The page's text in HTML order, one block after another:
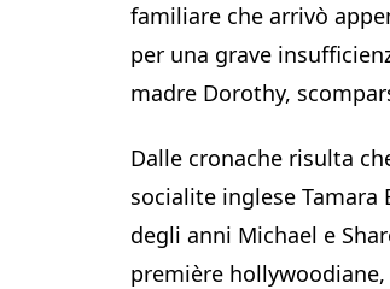
familiare che arrivò
per una grave
madre Dorothy,
Dalle cronache risulta
socialite inglese Tamara
degli anni Michael e
première